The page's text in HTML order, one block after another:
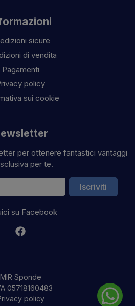
sicure
di vendita
Pagamenti
policy
sui cookie
per ottenere fantastici vantaggi
per te.
Iscriviti
su Facebook
MIR Sponde
05718160483
policy